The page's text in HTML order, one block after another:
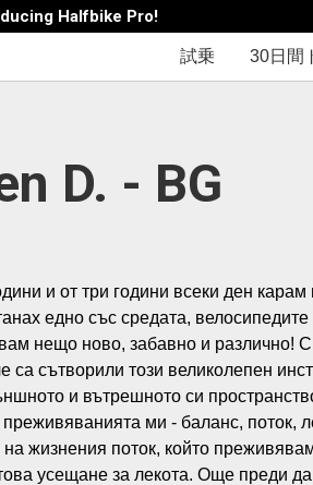
Halfbike Pro!
試乗 30日間
D. - BG
и от три години всеки ден карам
едно със средата,
нещо ново, забавно и различно!
са сътворили този великолепен
и вътрешното си
ми - баланс, поток,
жизнения поток, който
усещане за лекота. Още преди